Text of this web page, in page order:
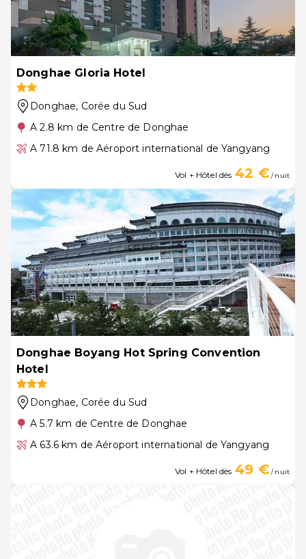
Donghae Gloria Hotel
Donghae, Corée du Sud
A 2.8 km de Centre de Donghae
A 71.8 km de Aéroport international de Yangyang
Vol + Hôtel dès 42 €/ nuit
Donghae Boyang Hot Spring Convention
Hotel
Donghae, Corée du Sud
A 5.7 km de Centre de Donghae
A 63.6 km de Aéroport international de Yangyang
Vol + Hôtel dès 49 €/ nuit